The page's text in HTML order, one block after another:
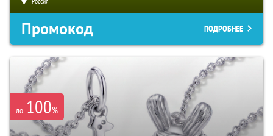
Промокод ПОДРОБНЕЕ
до 100%